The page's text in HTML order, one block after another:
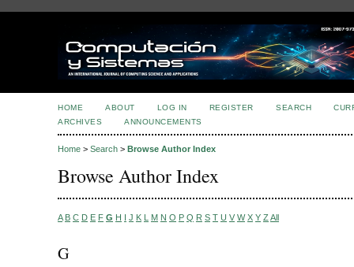
HOME ABOUT LOG IN REGISTER SEARCH
ARCHIVES
ANNOUNCEMENTS
Home > Search > Browse Author Index
Browse Author Index
A B C D E F G H I J K L M N O P Q R S T U V W X Y Z All
G